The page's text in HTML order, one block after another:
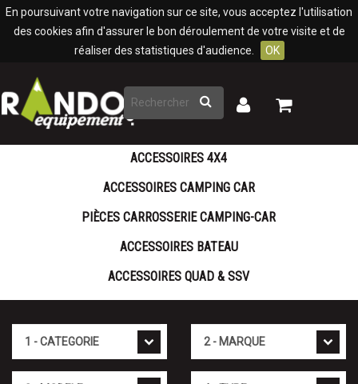
En poursuivant votre navigation sur ce site, vous acceptez l'utilisation
des cookies afin d'assurer le bon déroulement de votre visite et de
réaliser des statistiques d'audience.
OK
Rechercher
Mon
Mon
ACCESSOIRES 4X4
ACCESSOIRES CAMPING CAR
PIÈCES CARROSSERIE CAMPING-CAR
ACCESSOIRES BATEAU
ACCESSOIRES QUAD & SSV
Panneau de gestion des cookies